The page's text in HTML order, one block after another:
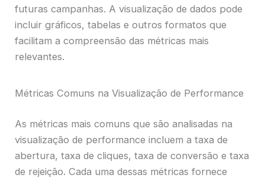
futuras campanhas. A visualização de dados pode
incluir gráficos, tabelas e outros formatos que
facilitam a compreensão das métricas mais
relevantes.
Métricas Comuns na Visualização de Performance
As métricas mais comuns que são analisadas na
visualização de performance incluem a taxa de
abertura, taxa de cliques, taxa de conversão e taxa
de rejeição. Cada uma dessas métricas fornece